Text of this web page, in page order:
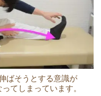
ばそうとする意識が
てしまっています。